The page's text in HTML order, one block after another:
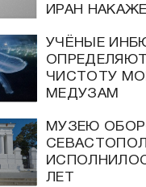
ИРАН
УЧЁНЫЕ
ОПРЕДЕЛЯЮТ
ЧИСТОТУ
МЕДУЗАМ
МУЗЕЮ
ЛЕТ